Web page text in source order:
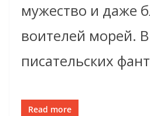
мужество и даже
воителей морей. В
писательских
Read more